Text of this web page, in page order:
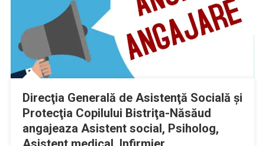
Direcţia Generală de Asistenţă Socială şi
Protecţia Copilului Bistriţa-Năsăud
angajeaza Asistent social, Psiholog,